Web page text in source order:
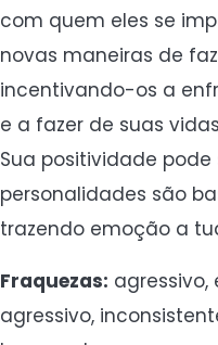
com quem eles se
novas maneiras de
incentivando-os a
e a fazer de suas
Sua positividade
personalidades são
trazendo emoção a
Fraquezas:
agressivo,